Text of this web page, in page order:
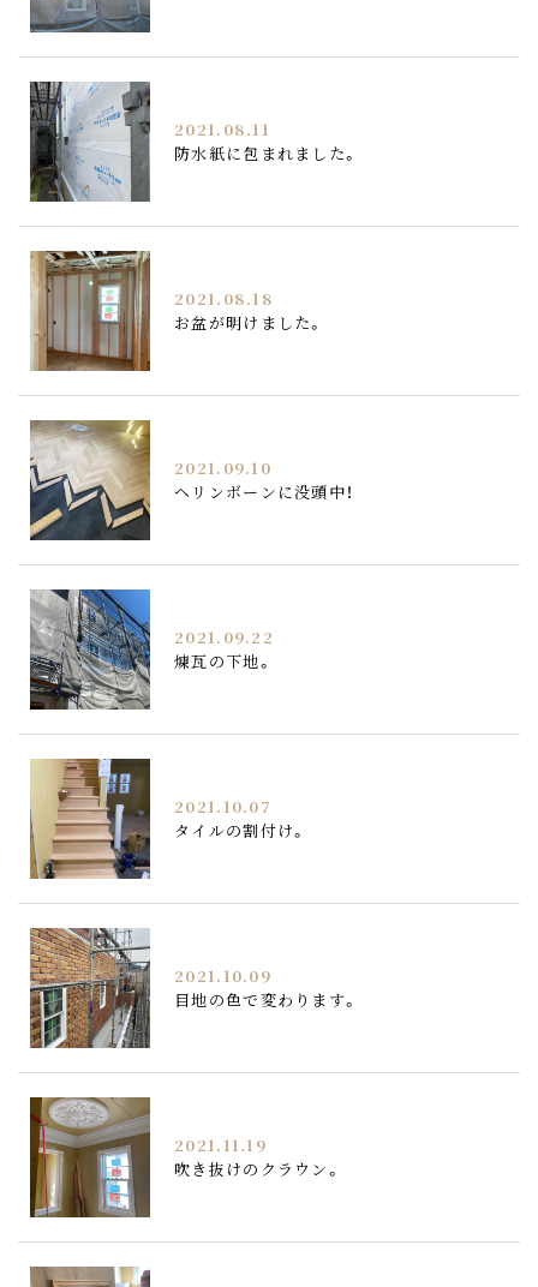
2021.08.11
防水紙に包まれました。
2021.08.18
お盆が明けました。
2021.09.10
ヘリンボーンに没頭中！
2021.09.22
煉瓦の下地。
2021.10.07
タイルの割付け。
2021.10.09
目地の色で変わります。
2021.11.19
吹き抜けのクラウン。